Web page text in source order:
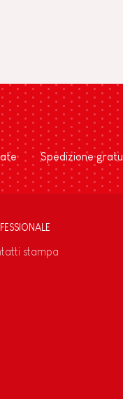
Spedizione
stampa